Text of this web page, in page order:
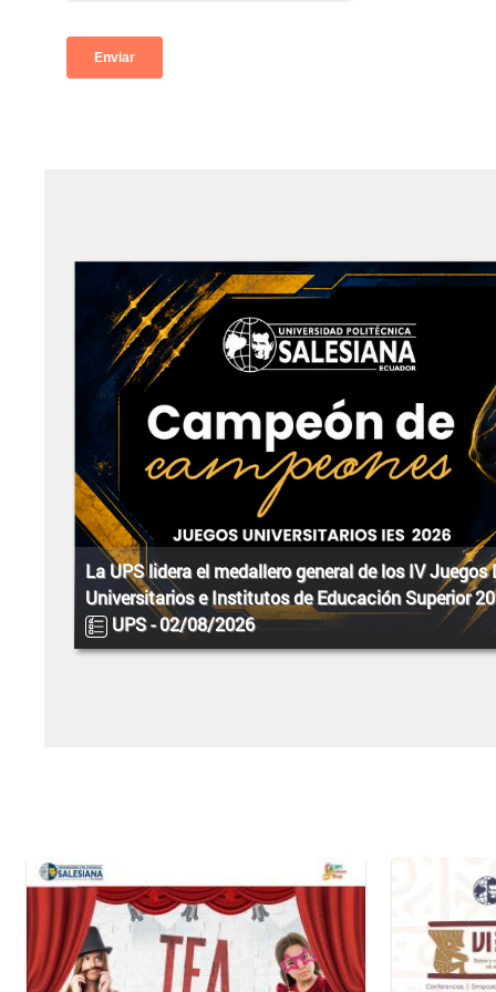
La UPS lidera el medallero general de los IV
Universitarios e Institutos de Educación Superior
UPS -02/08/2026